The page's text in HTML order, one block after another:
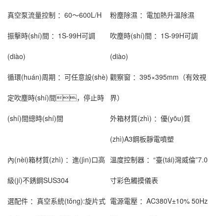
真空泵流量控制 ： 60～600L/H 粉塵除濕 ： 電加熱升溫除濕
振擊時(shí)間 ： 1S-99H可調
(diào)
吹塵時(shí)間 ： 1S-99H可調
(diào)
循環(huán)周期 ： 可任意設(shè)
定吹塵時(shí)間，停止時
(shí)間總時(shí)間
觀察窗 ： 395×395mm（有效視
界）
外箱材質(zhì) ： 優(yōu)質
(zhì)A3鋼板靜電噴塑
內(nèi)箱材質(zhì) ： 進(jìn)口高
級(jí)不銹鋼SUS304
溫度控制器 ： “臺(tái)灣威倫”7.0
寸彩色觸摸儀表
選配件 ： 真空系統(tǒng):旋片式 電源電壓 ： AC380V±10% 50Hz